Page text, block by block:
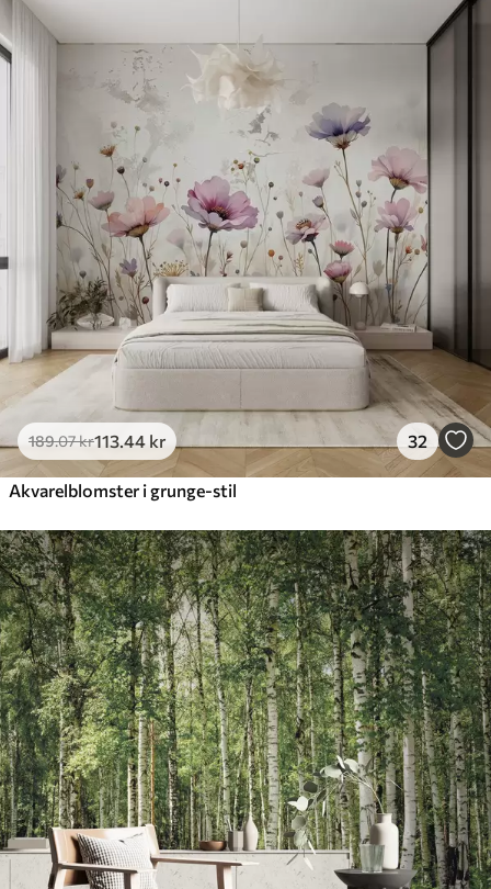
189.07kr113 .44 kr 32
Akvarelblomster i grunge-stil